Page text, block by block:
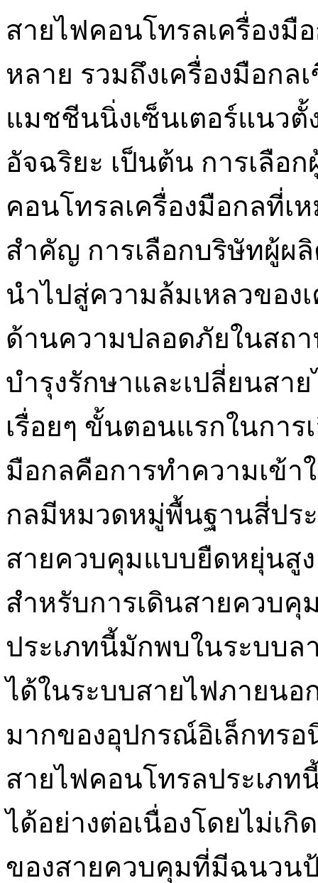
สายไฟคอนโทรลเครื่องมื
หลาย รวมถึงเครื่องมือกล
แมชชีนนิ่งเซ็นเตอร์แนวตั้
อัจฉริยะ เป็นต้น การเลือ
คอนโทรลเครื่องมือกลที่เ
สำคัญ การเลือกบริษัทผู้ผ
นำไปสู่ความล้มเหลวของ
ด้านความปลอดภัยในสถ
บำรุงรักษาและเปลี่ยนสา
เรื่อยๆ ขั้นตอนแรกในกา
มือกลคือการทำความเข้า
กลมีหมวดหมู่พื้นฐานสี่ประ
สายควบคุมแบบยืดหยุ่นสู
สำหรับการเดินสายควบคุ
ประเภทนี้มักพบในระบบ
ได้ในระบบสายไฟภายน
มากของอุปกรณ์อิเล็กทร
สายไฟคอนโทรลประเภ
ได้อย่างต่อเนื่องโดยไม่เ
ของสายควบคุมที่มีฉนวน